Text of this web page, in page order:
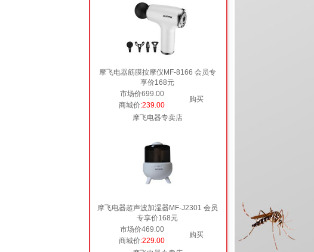
摩飞电器筋膜按摩仪MF-8166 会员专
享价168元
市场价699.00
购买
商城价:239.00
摩飞电器专卖店
摩飞电器超声波加湿器MF-J2301 会员
专享价168元
市场价469.00
购买
商城价:229.00